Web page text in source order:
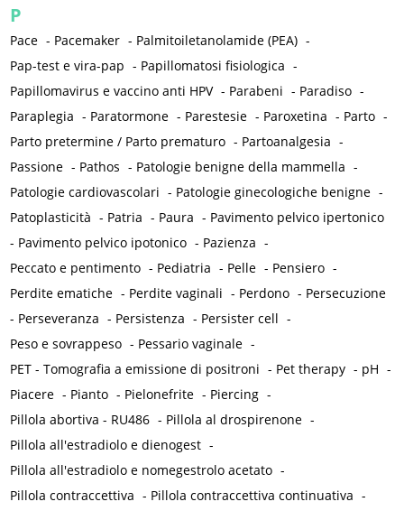
P
Pace - Pacemaker - Palmitoiletanolamide (PEA) -
Pap-test e vira-pap - Papillomatosi fisiologica -
Papillomavirus e vaccino anti HPV - Parabeni - Paradiso -
Paraplegia - Paratormone - Parestesie - Paroxetina - Parto -
Parto pretermine / Parto prematuro - Partoanalgesia -
Passione - Pathos - Patologie benigne della mammella -
Patologie cardiovascolari - Patologie ginecologiche benigne -
Patoplasticità - Patria - Paura - Pavimento pelvico ipertonico
- Pavimento pelvico ipotonico - Pazienza -
Peccato e pentimento - Pediatria - Pelle - Pensiero -
Perdite ematiche - Perdite vaginali - Perdono - Persecuzione
- Perseveranza - Persistenza - Persister cell -
Peso e sovrappeso - Pessario vaginale -
PET - Tomografia a emissione di positroni - Pet therapy - pH -
Piacere - Pianto - Pielonefrite - Piercing -
Pillola abortiva - RU486 - Pillola al drospirenone -
Pillola all'estradiolo e dienogest -
Pillola all'estradiolo e nomegestrolo acetato -
Pillola contraccettiva - Pillola contraccettiva continuativa -